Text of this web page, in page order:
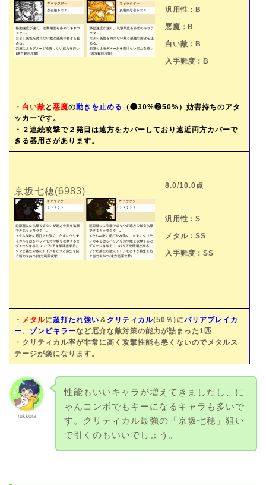
汎用性：B
悪魔：B
白い敵：B
入手難度：B
・ 白い敵 と 悪魔の動きを止める
（❶30%❷50%）妨害持ちのアタ
ッカーです。
・２連続攻撃で２発目は遠方をカバーしており遠近両方カバーで
きる器用さがあります。
京坂七穂(6983)
8.0/10.0点
汎用性：S
メタル：SS
入手難度：SS
・ メタルに超打たれ強い ＆ クリティカル(50％)にバリアブレイカ
ー、 ゾンビキラーなど厄介な敵対策の能力が詰まった1匹
・クリティカル率が非常に高く攻撃性能も悪くないのでメタルス
テージが楽になります。
rukkora
性能もいいキャラが増えてきましたし、に
ゃんコンボでもキーになるキャラも多いで
す。クリティカル最強の「京坂七穂」狙い
で引くのもいいでしょう。